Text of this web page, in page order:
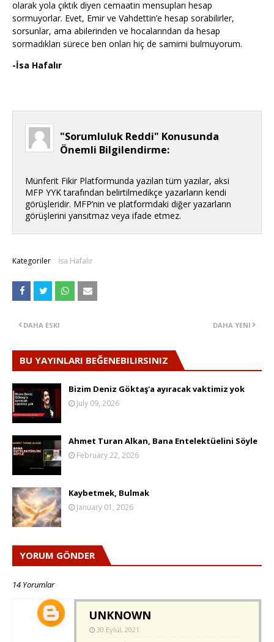
olarak yola çıktık diyen cemaatin mensupları hesap
sormuyorlar. Evet, Emir ve Vahdettin’e hesap sorabilirler,
sorsunlar, ama abilerinden ve hocalarından da hesap
sormadıkları sürece ben onları hiç de samimi bulmuyorum.
-İsa Hafalır
"Sorumluluk Reddi" Konusunda
Önemli Bilgilendirme:
Münferit Fikir Platformunda yazılan tüm yazılar, aksi
MFP YYK tarafından belirtilmedikçe yazarların kendi
görüşleridir. MFP’nin ve platformdaki diğer yazarların
görüşlerini yansıtmaz veya ifade etmez.
Kategoriler İsa Hafalır
DAHA YENI
DAHA ESKI
BU YAYINLARI BEĞENEBILIRSINIZ
Bizim Deniz Göktaş'a ayıracak vaktimiz yok
July 09, 2026
Ahmet Turan Alkan, Bana Entelektüelini Söyle
February 22, 2026
Kaybetmek, Bulmak
January 01, 2026
YORUM GÖNDER
14 Yorumlar
UNKNOWN
30 Eylül, 2021